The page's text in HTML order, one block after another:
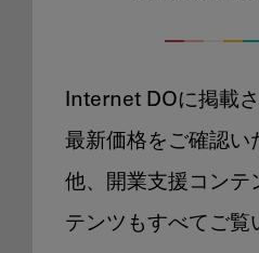
Internet DOに掲載
最新価格をご確認い
他、開業支援コンテ
テンツもすべてご覧